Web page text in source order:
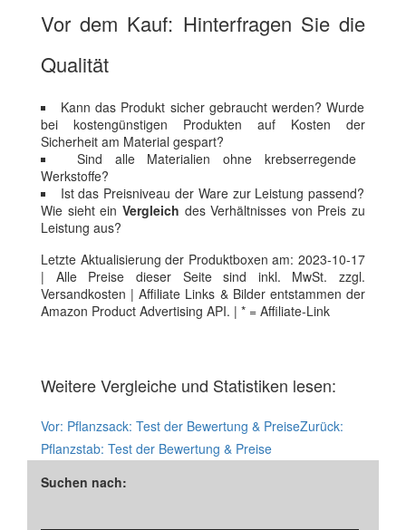
Vor dem Kauf: Hinterfragen Sie die
Qualität
Kann das Produkt sicher gebraucht werden? Wurde
bei kostengünstigen Produkten auf Kosten der
Sicherheit am Material gespart?
Sind alle Materialien ohne krebserregende
Werkstoffe?
Ist das Preisniveau der Ware zur Leistung passend?
Wie sieht ein Vergleich des Verhältnisses von Preis zu
Leistung aus?
Letzte Aktualisierung der Produktboxen am: 2023-10-17
| Alle Preise dieser Seite sind inkl. MwSt. zzgl.
Versandkosten | Affiliate Links & Bilder entstammen der
Amazon Product Advertising API. | * = Affiliate-Link
Weitere Vergleiche und Statistiken lesen:
Vor: Pflanzsack: Test der Bewertung & PreiseZurück:
Pflanzstab: Test der Bewertung & Preise
Suchen nach: